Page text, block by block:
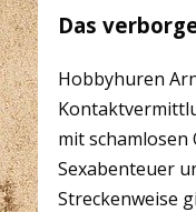
Das
Hobbyhuren
mit schamlosen
Sexabenteuer
Streckenweise